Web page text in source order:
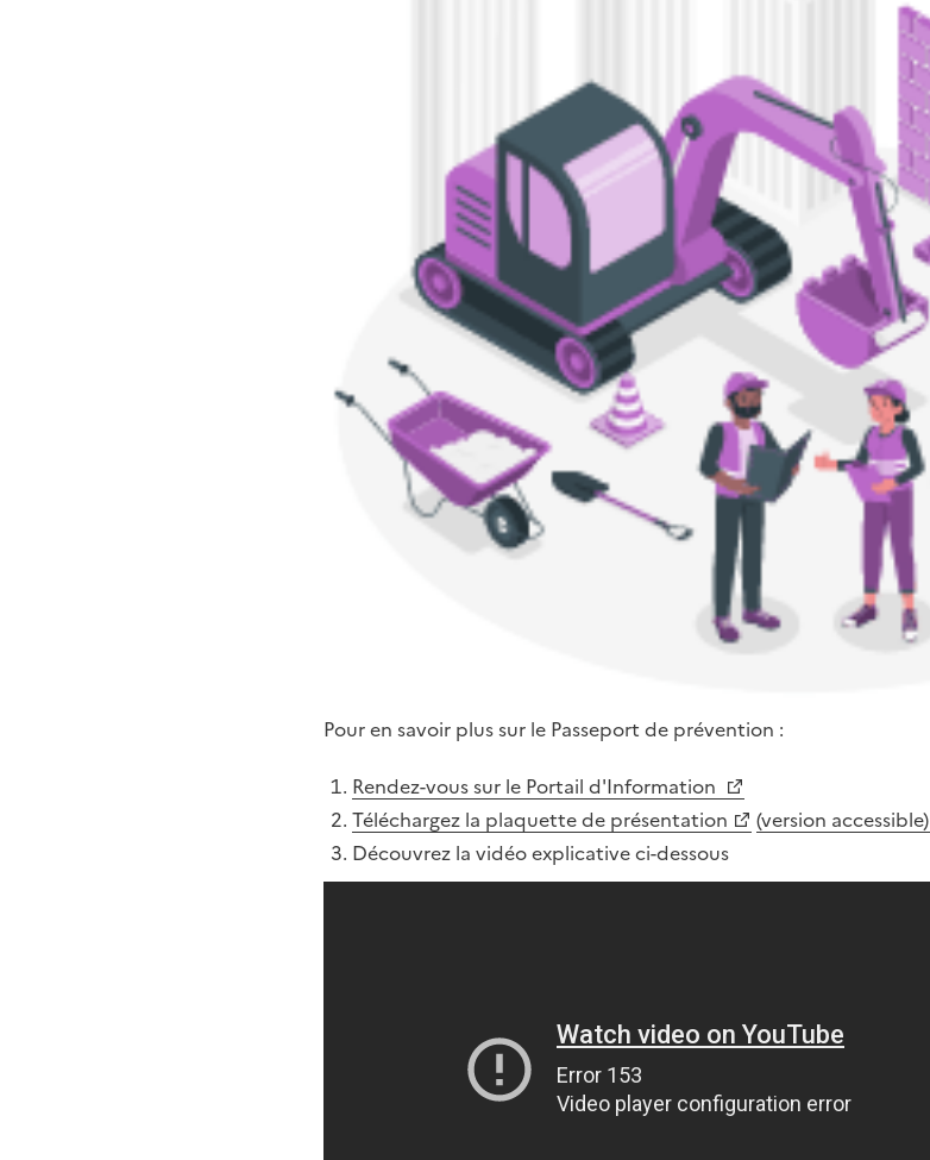
Pour en savoir plus sur le Passeport de prévention :
Rendez-vous sur le Portail d'Information
Téléchargez la plaquette de présentation
(version accessible)
Découvrez la vidéo explicative ci-dessous